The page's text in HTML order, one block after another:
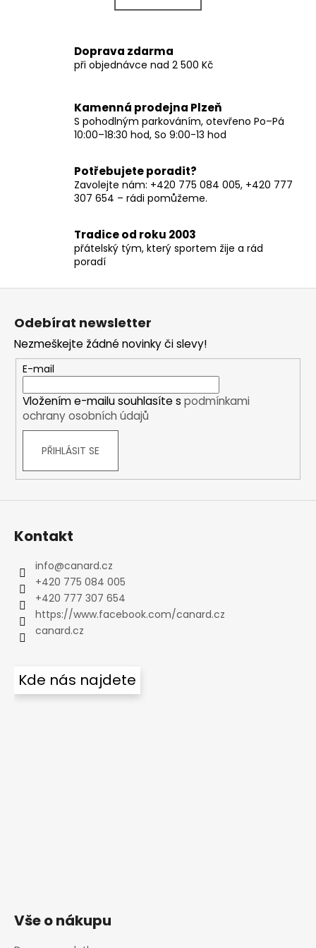
á
a
c
r
v
k
v
ý
p
s
u
k
á
n
Doprava zdarma
při objednávce nad 2 500 Kč
Kamenná prodejna Plzeň
S pohodlným parkováním, otevřeno Po–Pá
10:00–18:30 hod, So 9:00-13 hod
Potřebujete poradit?
Zavolejte nám: +420 775 084 005, +420 777
307 654 – rádi pomůžeme.
Tradice od roku 2003
přátelský tým, který sportem žije a rád
poradí
Odebírat newsletter
Nezmeškejte žádné novinky či slevy!
E-mail
Vložením e-mailu souhlasíte s podmínkami
ochrany osobních údajů
PŘIHLÁSIT SE
Kontakt
info@canard.cz
+420 775 084 005
+420 777 307 654
https://www.facebook.com/canard.cz
canard.cz
Kde nás najdete
Vše o nákupu